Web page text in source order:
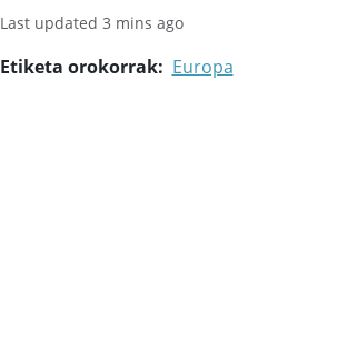
Last updated 3 mins ago
Etiketa orokorrak Europa